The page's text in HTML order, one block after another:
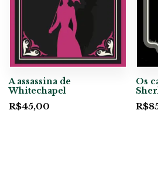
A assassina de
Whitechapel
R$45,00
Os
R$